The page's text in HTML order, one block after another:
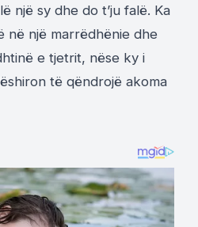
një sy dhe do t’ju falë. Ka
në një marrëdhënie dhe
e tjetrit, nëse ky i
të qëndrojë akoma